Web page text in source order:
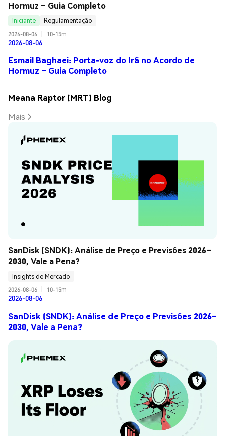
Hormuz – Guia Completo
Iniciante
Regulamentação
2026-08-06
10-15m
2026-08-06
Esmail Baghaei: Porta-voz do Irã no Acordo de
Hormuz – Guia Completo
Meana Raptor (MRT) Blog
Mais
SanDisk (SNDK): Análise de Preço e Previsões 2026–
2030, Vale a Pena?
Insights de Mercado
2026-08-06
10-15m
2026-08-06
SanDisk (SNDK): Análise de Preço e Previsões 2026–
2030, Vale a Pena?